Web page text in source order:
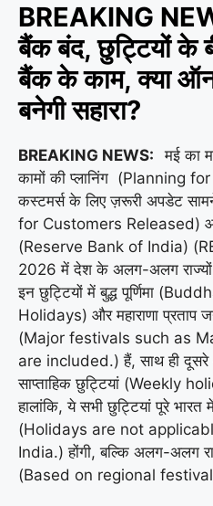
BREAKING
बैंक बंद, छुट्टियों के
बैंक के काम, क्या
बनेगी सहारा?
BREAKING NEWS:मई का
कामों की प्लानिंग (Planning
कस्टमर्स के लिए ज़रूरी अपडेट
for Customers Released)
(Reserve Bank of India)
2026 में देश के अलग-अलग
इन छुट्टियों में बुद्ध पूर्णिमा
Holidays) और महाराणा प्रताप
(Major festivals such as
are included.) हैं, साथ ही दूसरे
साप्ताहिक छुट्टियां (Weekly
हालांकि, ये सभी छुट्टियां पूरे भारत
(Holidays are not
India.) होंगी, बल्कि अलग-अलग
(Based on regional